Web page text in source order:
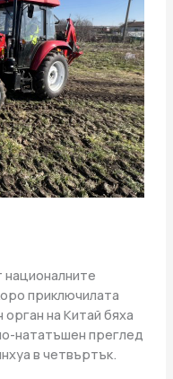
приключилата
на Китай бяха
нататъшен преглед
в четвъртък.